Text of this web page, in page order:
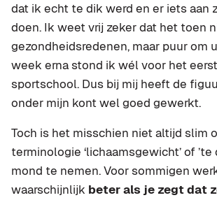
dat ik echt te dik werd en er iets aan
doen. Ik weet vrij zeker dat het toen
gezondheidsredenen, maar puur om
week erna stond ik wél voor het
sportschool. Dus bij mij heeft de
onder mijn kont wel goed gewerkt.
Toch is het misschien niet altijd slim
terminologie ‘lichaamsgewicht’ of ’te
mond te nemen. Voor sommigen
waarschijnlijk beter als je zegt dat